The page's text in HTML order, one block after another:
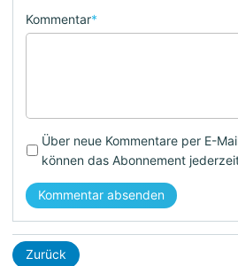
Kommentar*
Über neue Kommentare per E-
können das Abonnement
Kommentar absenden
Zurück